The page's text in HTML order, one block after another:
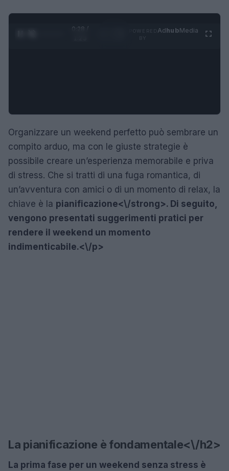
0:29 /
AdhubMedia
Organizzare un weekend perfetto può sembrare un
compito arduo, ma con le giuste strategie è
possibile creare un’esperienza memorabile e priva
di stress. Che si tratti di una fuga romantica, di
un’avventura con amici o di un momento di relax, la
chiave è la pianificazione<\/strong>. Di seguito,
vengono presentati suggerimenti pratici per
rendere il weekend un momento
indimenticabile.<\/p>
La pianificazione è fondamentale<\/h2>
La prima fase per un weekend senza stress è